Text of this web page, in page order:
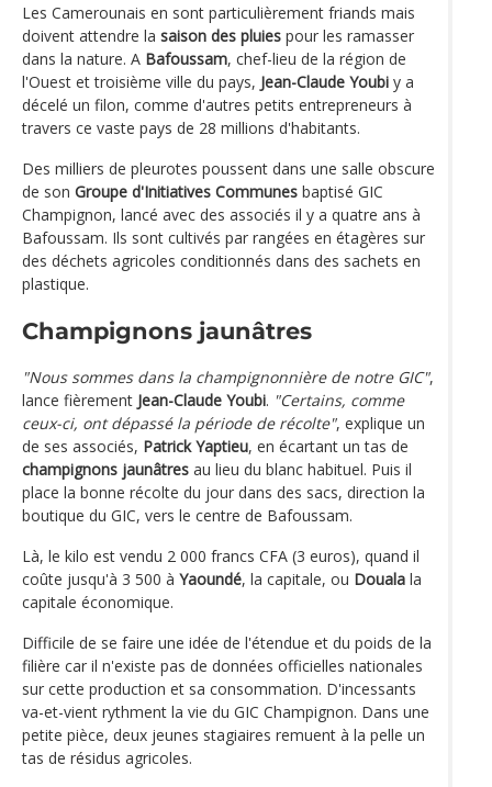
Les Camerounais en sont particulièrement friands mais
doivent attendre la saison des pluies pour les ramasser
dans la nature. A Bafoussam, chef-lieu de la région de
l'Ouest et troisième ville du pays, Jean-Claude Youbi y a
décelé un filon, comme d'autres petits entrepreneurs à
travers ce vaste pays de 28 millions d'habitants.
Des milliers de pleurotes poussent dans une salle obscure
de son Groupe d'Initiatives Communes baptisé GIC
Champignon, lancé avec des associés il y a quatre ans à
Bafoussam. Ils sont cultivés par rangées en étagères sur
des déchets agricoles conditionnés dans des sachets en
plastique.
Champignons jaunâtres
"Nous sommes dans la champignonnière de notre GIC",
lance fièrement Jean-Claude Youbi. "Certains, comme
ceux-ci, ont dépassé la période de récolte", explique un
de ses associés, Patrick Yaptieu, en écartant un tas de
champignons jaunâtres au lieu du blanc habituel. Puis il
place la bonne récolte du jour dans des sacs, direction la
boutique du GIC, vers le centre de Bafoussam.
Là, le kilo est vendu 2 000 francs CFA (3 euros), quand il
coûte jusqu'à 3 500 à Yaoundé, la capitale, ou Douala la
capitale économique.
Difficile de se faire une idée de l'étendue et du poids de la
filière car il n'existe pas de données officielles nationales
sur cette production et sa consommation. D'incessants
va-et-vient rythment la vie du GIC Champignon. Dans une
petite pièce, deux jeunes stagiaires remuent à la pelle un
tas de résidus agricoles.